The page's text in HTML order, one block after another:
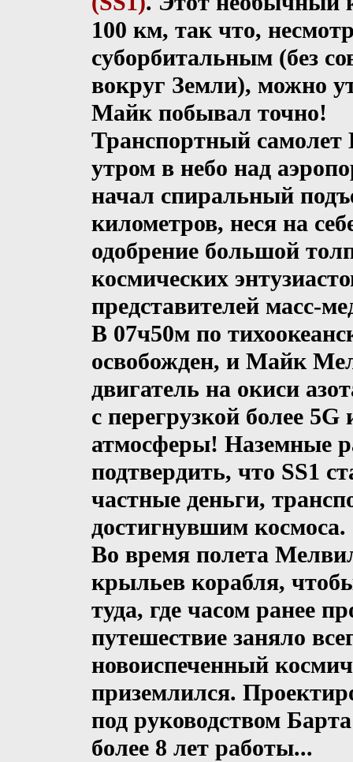
100 км, так что,
суборбитальным (без
вокруг Земли), можно
Майк побывал точно!
Транспортный
утром в небо над
начал спиральный
километров, неся на
одобрение большой
космических
представителей масс-
В 07ч50м по
освобожден, и Майк
двигатель на окиси
с перегрузкой более
атмосферы! Наземные
подтвердить, что SS1
частные деньги,
достигнувшим космоса.
Во время полета
крыльев корабля,
туда, где часом ранее
путешествие заняло
новоиспеченный
приземлился.
под руководством
более 8 лет работы...